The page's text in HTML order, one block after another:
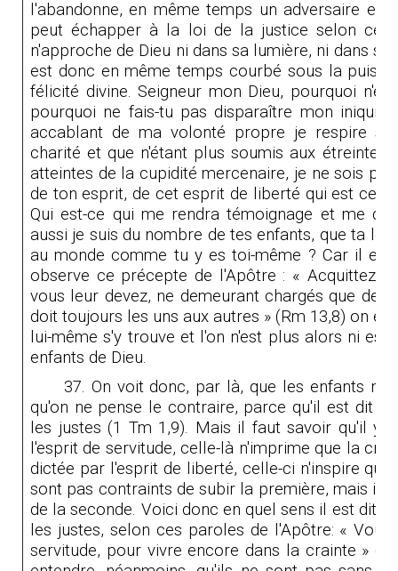
l'abandonne, en même temps un adversaire et
peut échapper à la loi de la justice selon ce
n'approche de Dieu ni dans sa lumière, ni dans
est donc en même temps courbé sous la
félicité divine. Seigneur mon Dieu, pourquoi
pourquoi ne fais-tu pas disparaître mon
accablant de ma volonté propre je respire
charité et que n'étant plus soumis aux étreintes
atteintes de la cupidité mercenaire, je ne sois
de ton esprit, de cet esprit de liberté qui est
Qui est-ce qui me rendra témoignage et me
aussi je suis du nombre de tes enfants, que ta loi
au monde comme tu y es toi-même ? Car il est
observe ce précepte de l'Apôtre : « Acquittez-
vous leur devez, ne demeurant chargés que de
doit toujours les uns aux autres » (Rm 13,8) on
lui-même s'y trouve et l'on n'est plus alors ni
enfants de Dieu.
37. On voit donc, par là, que les enfants
qu'on ne pense le contraire, parce qu'il est dit :
les justes (1 Tm 1,9). Mais il faut savoir qu'il y
l'esprit de servitude, celle-là n'imprime que la
dictée par l'esprit de liberté, celle-ci n'inspire que
sont pas contraints de subir la première, mais ils
de la seconde. Voici donc en quel sens il est dit
les justes, selon ces paroles de l'Apôtre: «
servitude, pour vivre encore dans la crainte »